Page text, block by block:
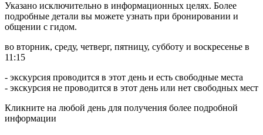
Указано исключительно в информационных целях. Более
подробные детали вы можете узнать при бронировании и
общении с гидом.
во вторник, среду, четверг, пятницу, субботу и воскресенье в
11:15
- экскурсия проводится в этот день и есть свободные места
- экскурсия не проводится в этот день или нет свободных мест
Кликните на любой день для получения более подробной
информации